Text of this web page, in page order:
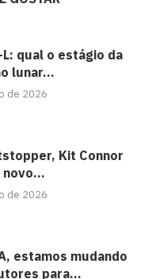
qual o estágio da
lunar...
de 2026
Kit Connor
de 2026
estamos mudando
para...